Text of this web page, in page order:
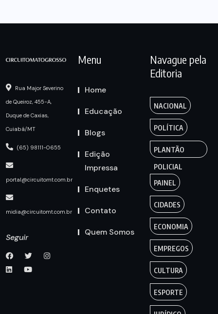
Rua Major Severino
de Queiroz, 455-A,
Duque de Caxias,
Cuiabá/MT
(65) 98111-0655
portal@circuitomt.com.br
midia@circuitomt.com.br
Seguir
Menu
Home
Educação
Blogs
Edição
Impressa
Enquetes
Contato
Quem Somos
Navague pela
Editoria
NACIONAL
POLÍTICA
PLANTÃO
POLICIAL
PAINEL
CIDADES
ECONOMIA
EMPREGOS
CULTURA
ESPORTE